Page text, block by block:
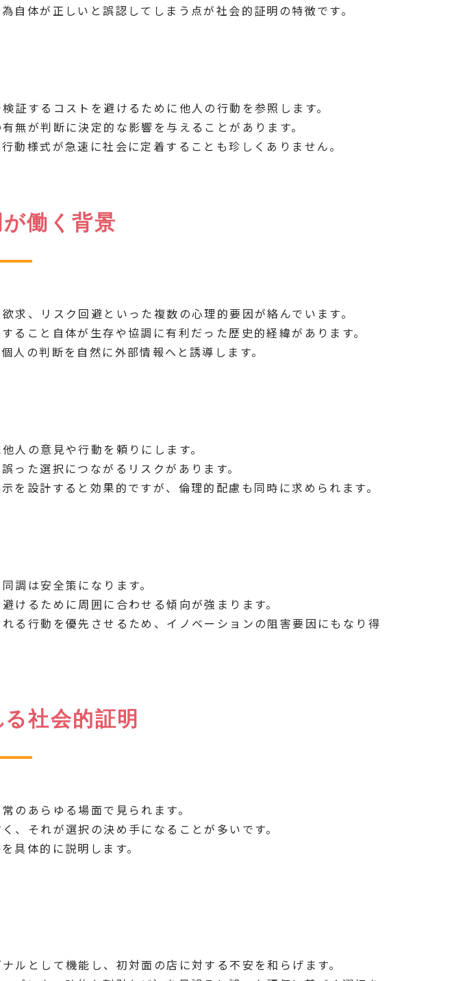
体が正しいと誤認してしまう点が社会的証明の特徴です。
するコストを避けるために他人の行動を参照します。
無が判断に決定的な影響を与えることがあります。
動様式が急速に社会に定着することも珍しくありません。
働く背景
、リスク回避といった複数の心理的要因が絡んでいます。
こと自体が生存や協調に有利だった歴史的経緯があります。
人の判断を自然に外部情報へと誘導します。
人の意見や行動を頼りにします。
った選択につながるリスクがあります。
設計すると効果的ですが、倫理的配慮も同時に求められます。
調は安全策になります。
けるために周囲に合わせる傾向が強まります。
る行動を優先させるため、イノベーションの阻害要因にもなり得
社会的証明
のあらゆる場面で見られます。
、それが選択の決め手になることが多いです。
具体的に説明します。
として機能し、初対面の店に対する不安を和らげます。